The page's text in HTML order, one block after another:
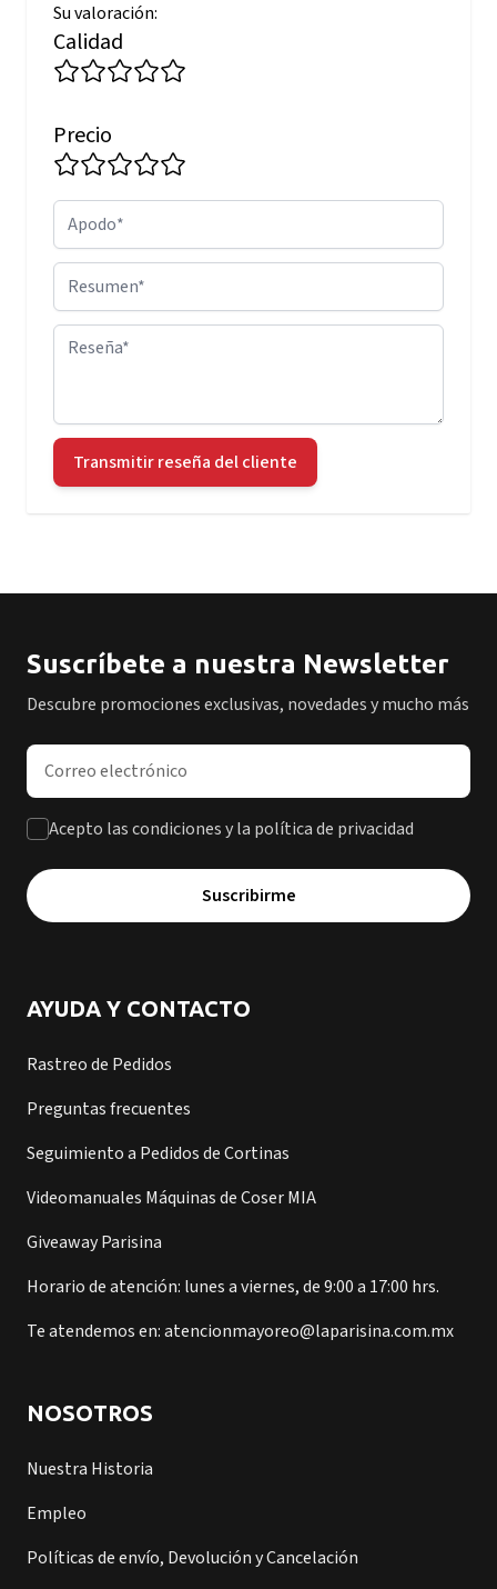
Su valoración:
Calidad
Precio
Apodo
Resumen
Reseña
Transmitir reseña del cliente
Suscríbete a nuestra Newsletter
Descubre promociones exclusivas, novedades y mucho más
Dirección de correo electrónico
Acepto las condiciones y la política de privacidad
Suscribirme
AYUDA Y CONTACTO
Rastreo de Pedidos
Preguntas frecuentes
Seguimiento a Pedidos de Cortinas
Videomanuales Máquinas de Coser MIA
Giveaway Parisina
Horario de atención: lunes a viernes, de 9:00 a 17:00 hrs.
Te atendemos en: atencionmayoreo@laparisina.com.mx
NOSOTROS
Nuestra Historia
Empleo
Políticas de envío, Devolución y Cancelación